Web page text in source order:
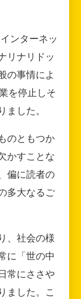
ンターネッ
リナリドッ
の事情によ
を停止しそ
した。
のともつか
かすことな
偏に読者の
多大なるご
、社会の様
に「世の中
常にささや
ました。こ